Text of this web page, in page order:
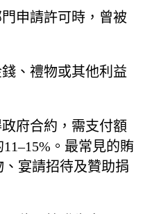
申請許可時，曾被
、禮物或其他利益
府合約，需支付額
。最常見的賄
宴請招待及贊助捐